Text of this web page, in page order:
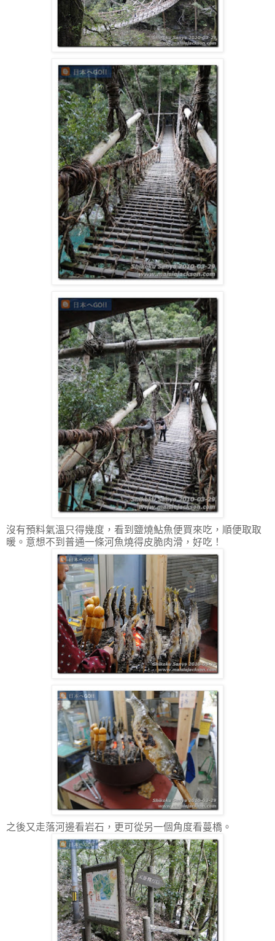
沒有預料氣溫只得幾度，看到鹽燒鮎魚便買來吃，順便取取
暖。意想不到普通一條河魚燒得皮脆肉滑，好吃！
之後又走落河邊看岩石，更可從另一個角度看蔓橋。